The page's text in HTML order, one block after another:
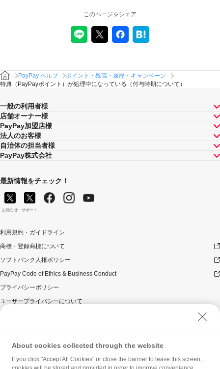
このページをシェア
PayPay ヘルプ
ポイント・残高・履歴・キャンペーン
特典（PayPayポイント）が処理中になっている（付与時期について）
一般の利用者様
店舗オーナー様
PayPay加盟店様
法人のお客様
自治体の担当者様
PayPay株式会社
最新情報をチェック！
お知らせ サポート
利用規約・ガイドライン
商標・登録商標について
ソフトバンク人権ポリシー
PayPay Code of Ethics & Business Conduct
プライバシーポリシー
ユーザープライバシーについて
ウェブサイト利用規約
反社会的勢力に対する方針
勧誘方針
About cookies collected through the website
If you click "Accept All Cookies" or close the banner to leave this screen,